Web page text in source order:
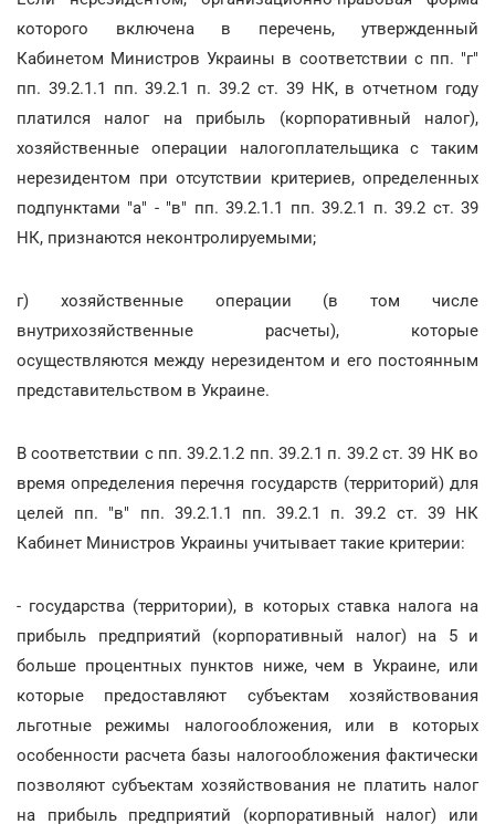
которого включена в перечень, утвержденный
Кабинетом Министров Украины в соответствии с пп. "г"
пп. 39.2.1.1 пп. 39.2.1 п. 39.2 ст. 39 НК, в отчетном году
платился налог на прибыль (корпоративный налог),
хозяйственные операции налогоплательщика с таким
нерезидентом при отсутствии критериев, определенных
подпунктами "а" - "в" пп. 39.2.1.1 пп. 39.2.1 п. 39.2 ст. 39
НК, признаются неконтролируемыми;
г) хозяйственные операции (в том числе
внутрихозяйственные расчеты), которые
осуществляются между нерезидентом и его постоянным
представительством в Украине.
В соответствии с пп. 39.2.1.2 пп. 39.2.1 п. 39.2 ст. 39 НК во
время определения перечня государств (территорий) для
целей пп. "в" пп. 39.2.1.1 пп. 39.2.1 п. 39.2 ст. 39 НК
Кабинет Министров Украины учитывает такие критерии:
- государства (территории), в которых ставка налога на
прибыль предприятий (корпоративный налог) на 5 и
больше процентных пунктов ниже, чем в Украине, или
которые предоставляют субъектам хозяйствования
льготные режимы налогообложения, или в которых
особенности расчета базы налогообложения фактически
позволяют субъектам хозяйствования не платить налог
на прибыль предприятий (корпоративный налог) или